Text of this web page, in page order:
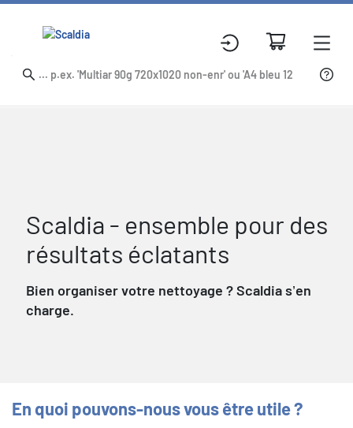
Scaldia - ensemble pour des
résultats éclatants
Bien organiser votre nettoyage ? Scaldia s’en
charge.
En quoi pouvons-nous vous être utile ?